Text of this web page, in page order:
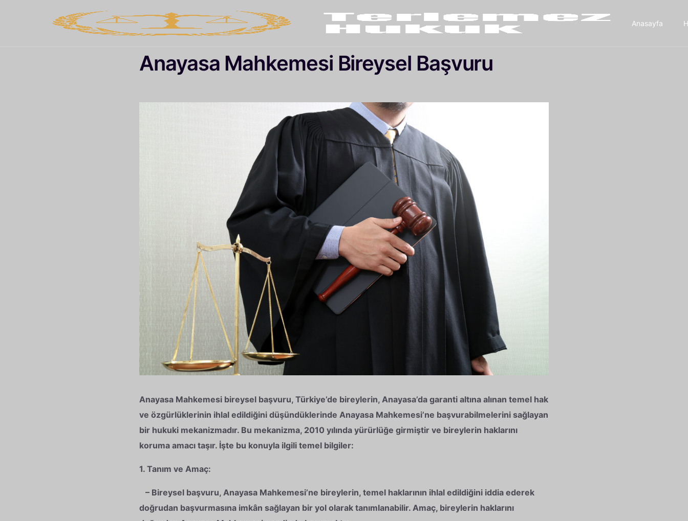
Anasayfa
Anayasa Mahkemesi Bireysel Başvuru
Anayasa Mahkemesi bireysel başvuru, Türkiye’de bireylerin, Anayasa’da garanti altına alınan temel hak
ve özgürlüklerinin ihlal edildiğini düşündüklerinde Anayasa Mahkemesi’ne başvurabilmelerini sağlayan
bir hukuki mekanizmadır. Bu mekanizma, 2010 yılında yürürlüğe girmiştir ve bireylerin haklarını
koruma amacı taşır. İşte bu konuyla ilgili temel bilgiler:
1. Tanım ve Amaç:
– Bireysel başvuru, Anayasa Mahkemesi’ne bireylerin, temel haklarının ihlal edildiğini iddia ederek
doğrudan başvurmasına imkân sağlayan bir yol olarak tanımlanabilir. Amaç, bireylerin haklarını